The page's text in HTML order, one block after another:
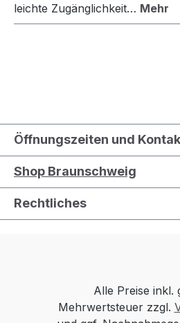
leichte Zugänglichkeit… Mehr
Öffnungszeiten und
Shop Braunschweig
Rechtliches
Alle Preise inkl.
Mehrwertsteuer zzgl.